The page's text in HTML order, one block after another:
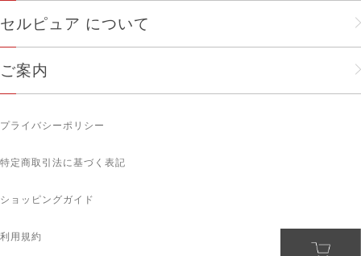
フェイスケア
セルピュア について
セルピュアのこだわり
企業理念
ご案内
プライバシーポリシー
特定商取引法に基づく表記
ショッピングガイド
利用規約